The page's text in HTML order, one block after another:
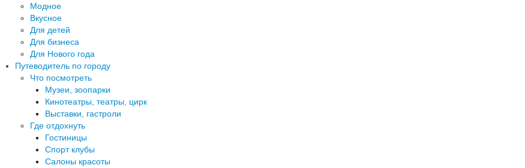
Модное
Вкусное
Для детей
Для бизнеса
Для Нового года
Путеводитель по городу
Что посмотреть
Музеи, зоопарки
Кинотеатры, театры, цирк
Выставки, гастроли
Где отдохнуть
Гостиницы
Спорт клубы
Салоны красоты